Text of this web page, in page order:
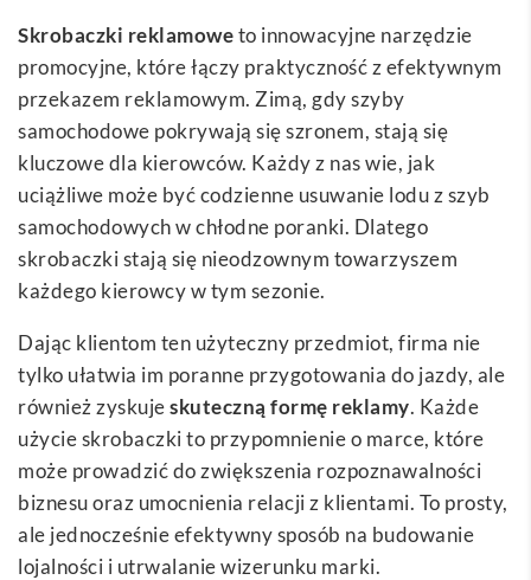
Skrobaczki reklamoweto innowacyjne narzędzie
promocyjne, które łączy praktyczność z efektywnym
przekazem reklamowym. Zimą, gdy szyby
samochodowe pokrywają się szronem, stają się
kluczowe dla kierowców. Każdy z nas wie, jak
uciążliwe może być codzienne usuwanie lodu z szyb
samochodowych w chłodne poranki. Dlatego
skrobaczki stają się nieodzownym towarzyszem
każdego kierowcy w tym sezonie.
Dając klientom ten użyteczny przedmiot, firma nie
tylko ułatwia im poranne przygotowania do jazdy, ale
również zyskujeskuteczną formę reklamy. Każde
użycie skrobaczki to przypomnienie o marce, które
może prowadzić do zwiększenia rozpoznawalności
biznesu oraz umocnienia relacji z klientami. To prosty,
ale jednocześnie efektywny sposób na budowanie
lojalności i utrwalanie wizerunku marki.